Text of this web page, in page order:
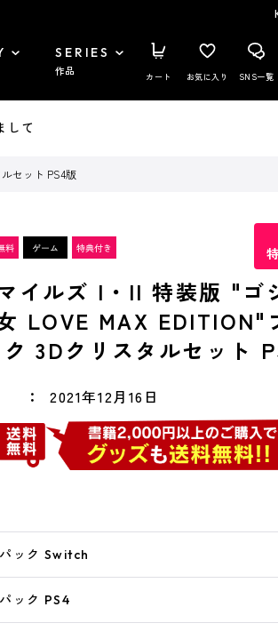
SERIES
作品 カート お気に入り SNS一覧
して
セット PS4版
イルズ I・II 特装版 "ゴ
LOVE MAX EDITION"
3Dクリスタルセット
2021年12月16日
ック Switch
ック PS4